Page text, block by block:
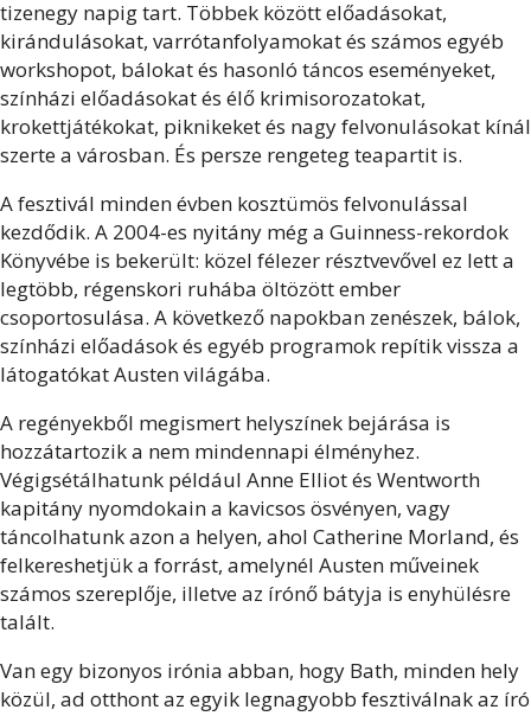
tizenegy napig tart. Többek között előadásokat,
kirándulásokat, varrótanfolyamokat és számos egyéb
workshopot, bálokat és hasonló táncos eseményeket,
színházi előadásokat és élő krimisorozatokat,
krokettjátékokat, piknikeket és nagy felvonulásokat kínál
szerte a városban. És persze rengeteg teapartit is.
A fesztivál minden évben kosztümös felvonulással
kezdődik. A 2004-es nyitány még a Guinness-rekordok
Könyvébe is bekerült: közel félezer résztvevővel ez lett a
legtöbb, régenskori ruhába öltözött ember
csoportosulása. A következő napokban zenészek, bálok,
színházi előadások és egyéb programok repítik vissza a
látogatókat Austen világába.
A regényekből megismert helyszínek bejárása is
hozzátartozik a nem mindennapi élményhez.
Végigsétálhatunk például Anne Elliot és Wentworth
kapitány nyomdokain a kavicsos ösvényen, vagy
táncolhatunk azon a helyen, ahol Catherine Morland, és
felkereshetjük a forrást, amelynél Austen műveinek
számos szereplője, illetve az írónő bátyja is enyhülésre
talált.
Van egy bizonyos irónia abban, hogy Bath, minden hely
közül, ad otthont az egyik legnagyobb fesztiválnak az író